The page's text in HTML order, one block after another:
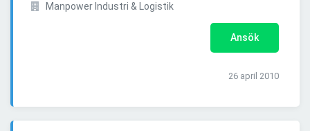
Manpower Industri & Logistik
Ansök
26 april 2010